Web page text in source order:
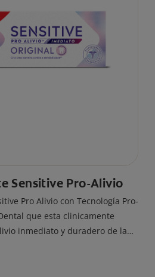
Sensitive Pro-Alivio
Pro Alivio con Tecnología Pro-
que esta clinicamente
inmediato y duradero de la